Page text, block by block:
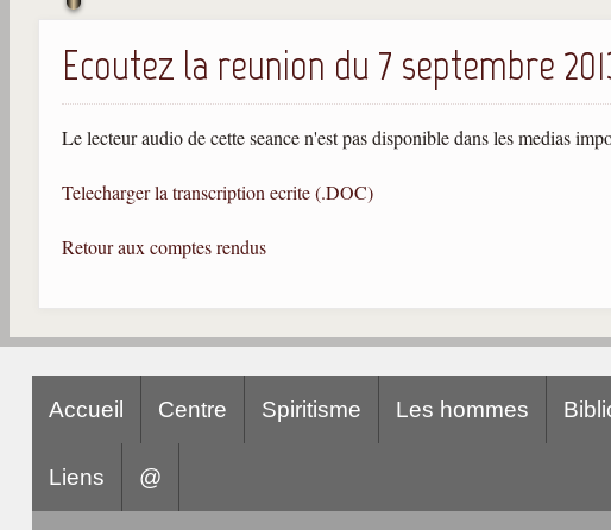
Ecoutez la reunion du 7 septembre
Le lecteur audio de cette seance n'est pas disponible dans les medias
Telecharger la transcription ecrite (.DOC)
Retour aux comptes rendus
Accueil Centre Spiritisme Les hommes
Liens @